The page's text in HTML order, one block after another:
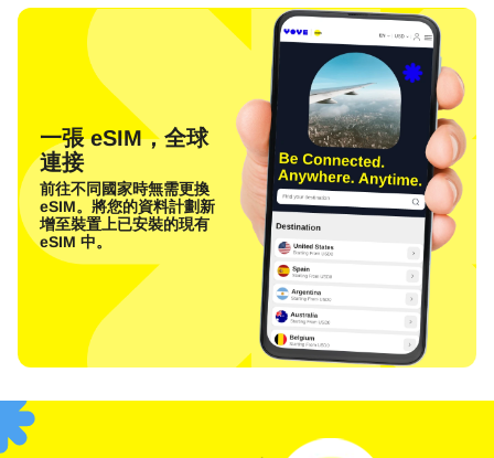
一張 eSIM，全球
連接
前往不同國家時無需更換
eSIM。將您的資料計劃新
增至裝置上已安裝的現有
eSIM 中。